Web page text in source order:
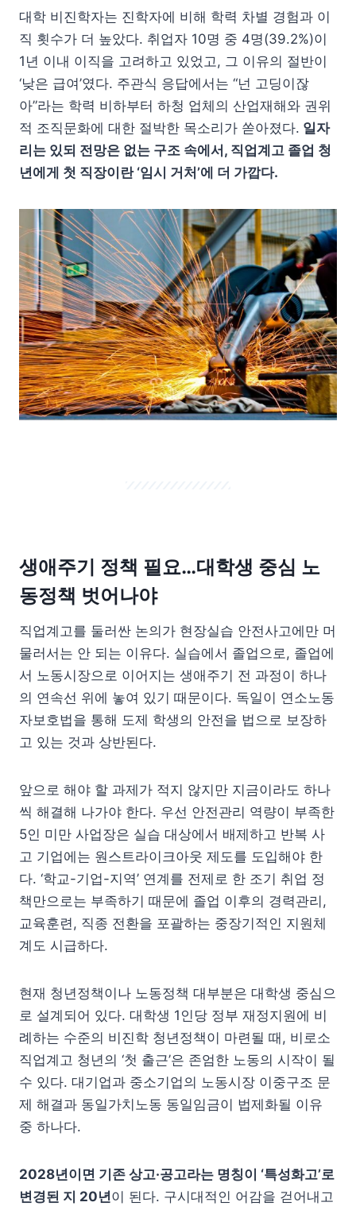
대학 비진학자는 진학자에 비해 학력 차별 경험과 이
직 횟수가 더 높았다. 취업자 10명 중 4명(39.2%)이
1년 이내 이직을 고려하고 있었고, 그 이유의 절반이
‘낮은 급여’였다. 주관식 응답에서는 “넌 고딩이잖
아”라는 학력 비하부터 하청 업체의 산업재해와 권위
적 조직문화에 대한 절박한 목소리가 쏟아졌다. 일자
리는 있되 전망은 없는 구조 속에서, 직업계고 졸업 청
년에게 첫 직장이란 ‘임시 거처’에 더 가깝다.
생애주기 정책 필요…대학생 중심 노
동정책 벗어나야
직업계고를 둘러싼 논의가 현장실습 안전사고에만 머
물러서는 안 되는 이유다. 실습에서 졸업으로, 졸업에
서 노동시장으로 이어지는 생애주기 전 과정이 하나
의 연속선 위에 놓여 있기 때문이다. 독일이 연소노동
자보호법을 통해 도제 학생의 안전을 법으로 보장하
고 있는 것과 상반된다.
앞으로 해야 할 과제가 적지 않지만 지금이라도 하나
씩 해결해 나가야 한다. 우선 안전관리 역량이 부족한
5인 미만 사업장은 실습 대상에서 배제하고 반복 사
고 기업에는 원스트라이크아웃 제도를 도입해야 한
다. ‘학교-기업-지역’ 연계를 전제로 한 조기 취업 정
책만으로는 부족하기 때문에 졸업 이후의 경력관리,
교육훈련, 직종 전환을 포괄하는 중장기적인 지원체
계도 시급하다.
현재 청년정책이나 노동정책 대부분은 대학생 중심으
로 설계되어 있다. 대학생 1인당 정부 재정지원에 비
례하는 수준의 비진학 청년정책이 마련될 때, 비로소
직업계고 청년의 ‘첫 출근’은 존엄한 노동의 시작이 될
수 있다. 대기업과 중소기업의 노동시장 이중구조 문
제 해결과 동일가치노동 동일임금이 법제화될 이유
중 하나다.
2028년이면 기존 상고·공고라는 명칭이 ‘특성화고’로
변경된 지 20년이 된다. 구시대적인 어감을 걷어내고